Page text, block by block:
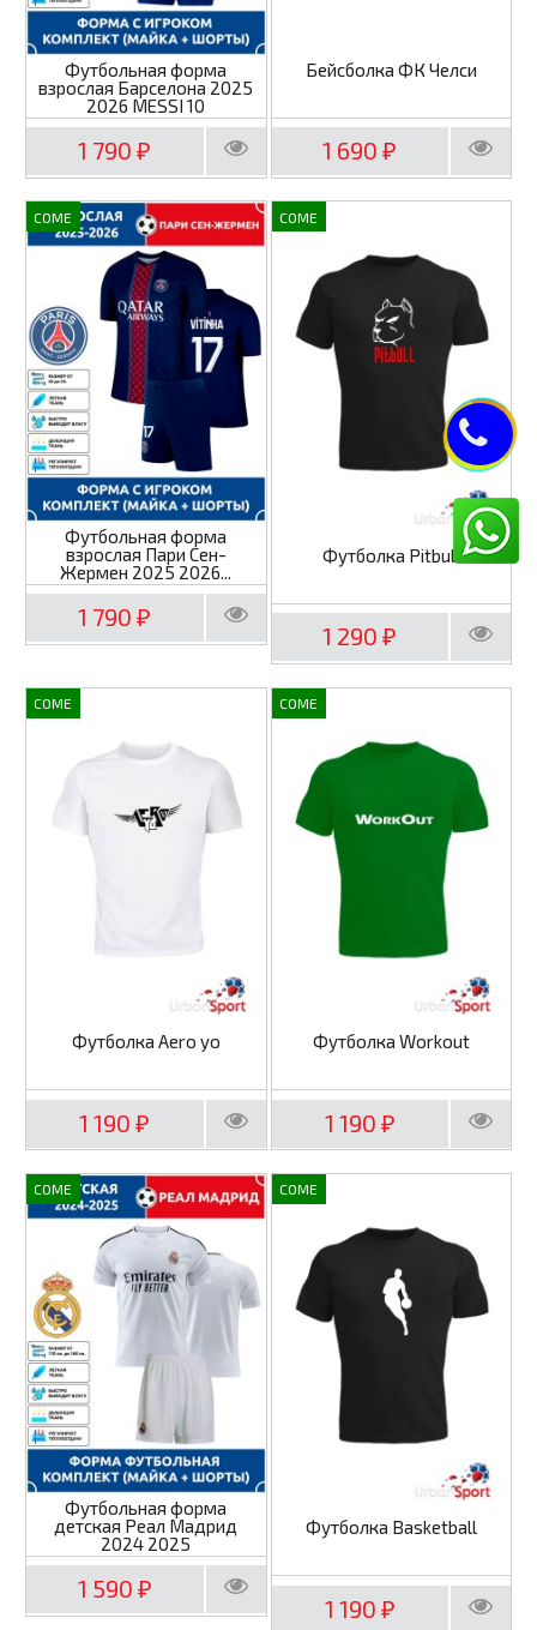
Футбольная форма
взрослая Барселона 2025
2026 MESSI 10
1 790₽
Бейсболка ФК Челси
1 690₽
COME
Футбольная форма
взрослая Пари Сен-
Жермен 2025 2026...
1 790₽
COME
Футболка Pitbull
1 290₽
COME
Футболка Aero yo
1 190₽
COME
Футболка Workout
1 190 ₽
COME
Футбольная форма
детская Реал Мадрид
2024 2025
1 590 ₽
COME
Футболка Basketball
1 190 ₽